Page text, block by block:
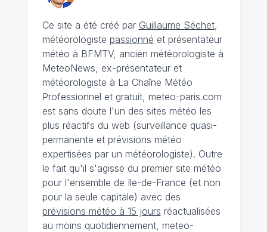
Ce site a été créé par Guillaume Séchet,
météorologiste passionné et présentateur
météo à BFMTV, ancien météorologiste à
MeteoNews, ex-présentateur et
météorologiste à La Chaîne Météo
Professionnel et gratuit, meteo-paris.com
est sans doute l'un des sites météo les
plus réactifs du web (surveillance quasi-
permanente et prévisions météo
expertisées par un météorologiste). Outre
le fait qu'il s'agisse du premier site météo
pour l'ensemble de Ile-de-France (et non
pour la seule capitale) avec des
prévisions météo à 15 jours réactualisées
au moins quotidiennement, meteo-